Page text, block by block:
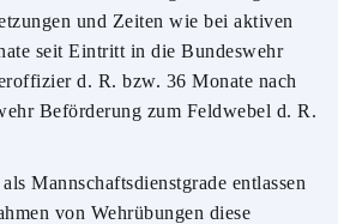
und Zeiten wie bei aktiven
seit Eintritt in die Bundeswehr
d. R. bzw. 36 Monate nach
Beförderung zum Feldwebel d. R.
Mannschaftsdienstgrade entlassen
von Wehrübungen diese